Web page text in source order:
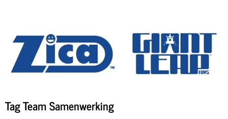
Tag Team Samenwerking